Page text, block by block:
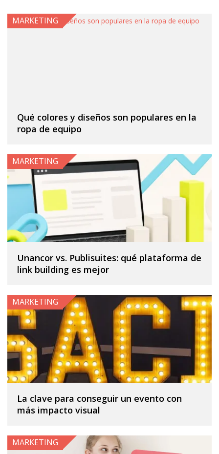
Qué colores y diseños son populares en la
ropa de equipo
MARKETING
Unancor vs. Publisuites: qué plataforma de
link building es mejor
MARKETING
La clave para conseguir un evento con
más impacto visual
MARKETING
MARKETING